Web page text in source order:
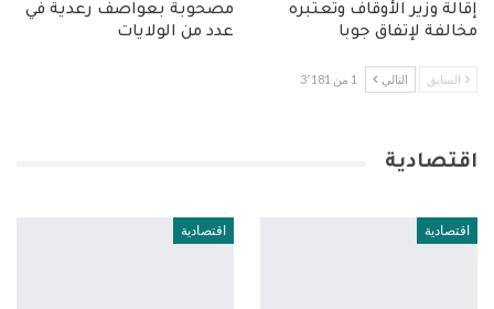
إقالة وزير الأوقاف وتعتبره
مخالفة لإتفاق جوبا
مصحوبة بعواصف رعدية في
عدد من الولايات
السابق التالي 1 من 3٬181
اقتصادية
اقتصادية اقتصادية